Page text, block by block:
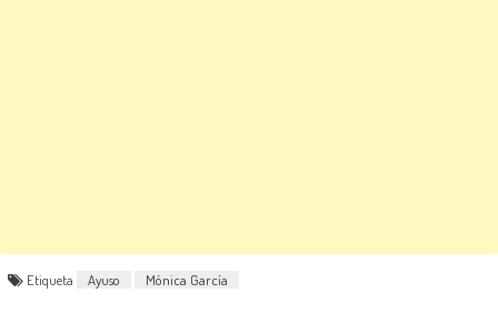
Etiqueta Ayuso Mónica García